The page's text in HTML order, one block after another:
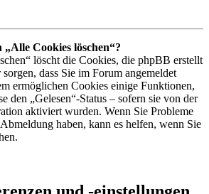
Cookies löschen“?
löscht die Cookies, die phpBB erstellt
dass Sie im Forum angemeldet
ermöglichen Cookies einige Funktionen,
den „Gelesen“-Status – sofern sie von der
aktiviert wurden. Wenn Sie Probleme
haben, kann es helfen, wenn Sie